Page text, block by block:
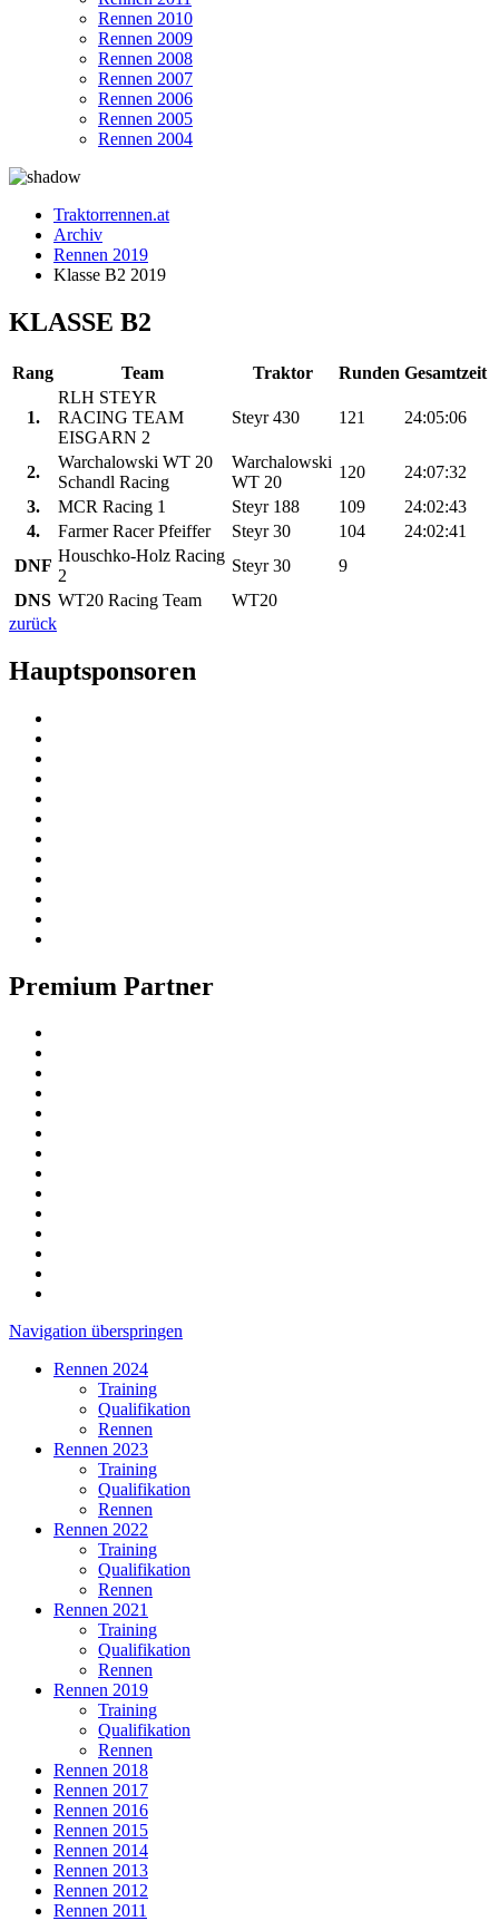
Rennen 2010
Rennen 2009
Rennen 2008
Rennen 2007
Rennen 2006
Rennen 2005
Rennen 2004
Traktorrennen.at
Archiv
Rennen 2019
Klasse B2 2019
KLASSE B2
Rang Team Traktor Runden Gesamtzeit
1.
RLH STEYR
RACING TEAM
EISGARN 2
Steyr 430 121 24:05:06
2.
Warchalowski WT 20
Schandl Racing
Warchalowski
WT 20
120
24:07:32
3.
MCR Racing 1 Steyr 188 109
24:02:43
4.
Farmer Racer Pfeiffer Steyr 30 104
24:02:41
DNF
Houschko-Holz Racing
2
Steyr 30
9
DNS WT20 Racing Team
WT20
zurück
Hauptsponsoren
Premium Partner
Navigation überspringen
Rennen 2024
Training
Qualifikation
Rennen
Rennen 2023
Training
Qualifikation
Rennen
Rennen 2022
Training
Qualifikation
Rennen
Rennen 2021
Training
Qualifikation
Rennen
Rennen 2019
Training
Qualifikation
Rennen
Rennen 2018
Rennen 2017
Rennen 2016
Rennen 2015
Rennen 2014
Rennen 2013
Rennen 2012
Rennen 2011